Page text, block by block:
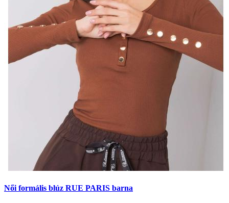
Női formális blúz RUE PARIS barna